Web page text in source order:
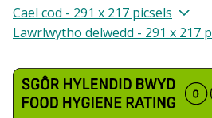
Cael cod - 291 x 217 picsels
Lawrlwytho delwedd - 291 x 217